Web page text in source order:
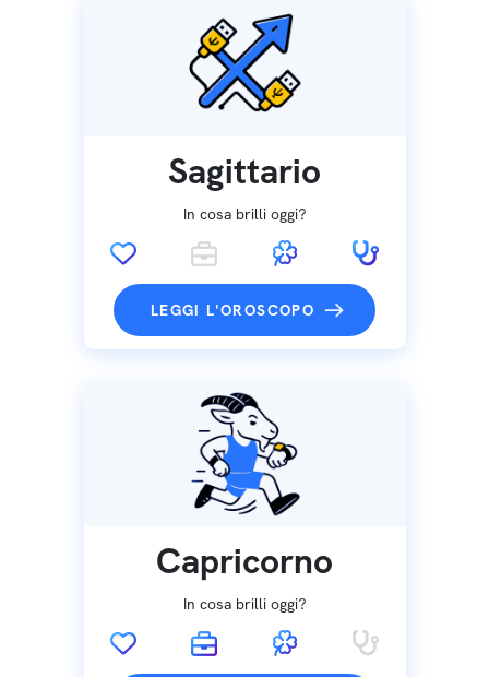
Sagittario
In cosa brilli oggi?
LEGGI L'OROSCOPO
Capricorno
In cosa brilli oggi?